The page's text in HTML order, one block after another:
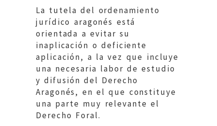
La tutela del ordenamiento
jurídico aragonés está
orientada a evitar su
inaplicación o deficiente
aplicación, a la vez que incluye
una necesaria labor de estudio
y difusión del Derecho
Aragonés, en el que constituye
una parte muy relevante el
Derecho Foral.